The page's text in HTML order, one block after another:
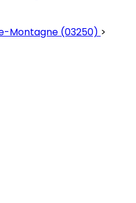
Montagne (03250) >